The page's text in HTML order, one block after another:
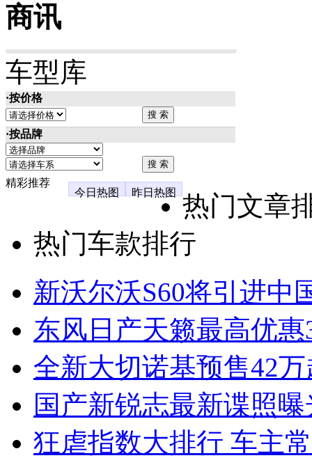
商讯
车型库
·按价格
·按品牌
精彩推荐
今日热图
昨日热图
热门文章
热门车款排行
新沃尔沃S60将引进中
东风日产天籁最高优
全新大切诺基预售42
国产新锐志最新谍照
狂虐指数大排行 车主